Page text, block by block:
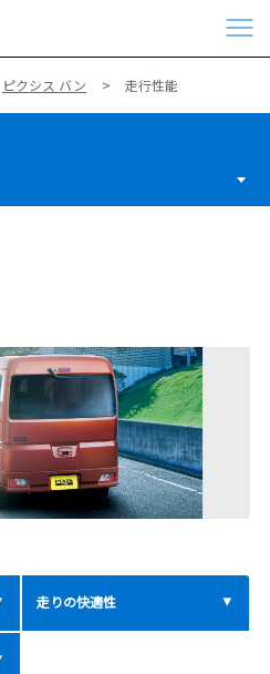
ピクシス バン 走行性能
走りの快適性